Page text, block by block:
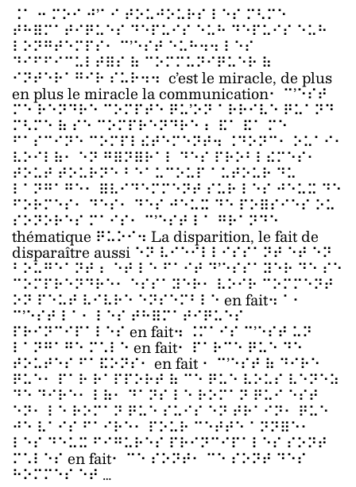
⠨⠁ ⠒ ⠍⠕⠊ ⠚’⠁⠊ ⠞⠕⠥⠚⠕⠥⠗⠎ ⠇⠑⠎ ⠍⠣⠍⠑
⠞⠓⠿⠍⠁⠞⠊⠟⠥⠑⠎ ⠙⠑⠏⠥⠊⠎ ⠑⠥⠓ ⠙⠑⠏⠥⠊⠎ ⠑⠥⠓
⠇⠕⠝⠛⠞⠑⠍⠏⠎⠂ ⠉’⠑⠎⠞ ⠑⠥⠓⠲⠲ ⠇⠑⠎
⠙⠊⠋⠋⠊⠉⠥⠇⠞⠿⠎ ⠷ ⠉⠕⠍⠍⠥⠝⠊⠟⠥⠑⠗ ⠷
⠊⠝⠞⠑⠗⠁⠛⠊⠗ ⠎⠥⠗⠲⠲ c’est le miracle, de plus
en plus le miracle la communication⠂ ⠉’⠑⠎⠞
⠍⠑ ⠗⠑⠝⠙⠗⠑ ⠉⠕⠍⠏⠞⠑ ⠟⠥’⠕⠝ ⠁⠗⠗⠊⠧⠑ ⠟⠥⠁⠝⠙
⠍⠣⠍⠑ ⠷ ⠎⠑ ⠉⠕⠍⠏⠗⠑⠝⠙⠗⠑ ⠆ ⠯⠁ ⠯⠁ ⠍⠑
⠋⠁⠎⠉⠊⠝⠑ ⠉⠕⠍⠏⠇⠮⠞⠑⠍⠑⠝⠞⠲ ⠨⠙⠕⠝⠉⠂ ⠕⠥⠁⠊⠂
⠧⠕⠊⠇⠷⠂ ⠑⠝ ⠛⠿⠝⠿⠗⠁⠇ ⠙⠑⠎ ⠏⠗⠕⠃⠇⠮⠍⠑⠎⠂
⠞⠕⠥⠞ ⠞⠕⠥⠗⠝⠑ ⠃⠑⠁⠥⠉⠕⠥⠏ ⠁⠥⠞⠕⠥⠗ ⠙⠥
⠇⠁⠝⠛⠁⠛⠑⠂ ⠿⠧⠊⠙⠑⠍⠍⠑⠝⠞ ⠎⠥⠗ ⠇⠑⠎ ⠚⠑⠥⠭ ⠙⠑
⠋⠕⠗⠍⠑⠎⠂ ⠙⠑⠎⠂ ⠙⠑⠎ ⠚⠑⠥⠭ ⠙⠑ ⠏⠕⠿⠎⠊⠑⠎ ⠕⠥
⠎⠕⠝⠕⠗⠑⠎ ⠍⠁⠊⠎⠂ ⠉’⠑⠎⠞ ⠇⠁ ⠛⠗⠁⠝⠙⠑
thématique ⠟⠥⠕⠊⠲ La disparition, le fait de
disparaître aussi ⠑⠝ ⠧⠊⠑⠊⠇⠇⠊⠎⠎⠁⠝⠞ ⠑⠞ ⠑⠝
⠃⠕⠥⠛⠑⠁⠝⠞ ⠆ ⠑⠞ ⠇⠑ ⠋⠁⠊⠞ ⠙’⠑⠎⠎⠁⠽⠑⠗ ⠙⠑ ⠎⠑
⠉⠕⠍⠏⠗⠑⠝⠙⠗⠑⠂ ⠑⠎⠎⠁⠽⠑⠗⠂ ⠧⠕⠊⠗ ⠉⠕⠍⠍⠑⠝⠞
⠕⠝ ⠏⠑⠥⠞ ⠧⠊⠧⠗⠑ ⠑⠝⠎⠑⠍⠃⠇⠑ en fait⠲ ⠁⠂
⠉’⠑⠎⠞ ⠇⠁⠂ ⠇⠑⠎ ⠞⠓⠿⠍⠁⠞⠊⠟⠥⠑⠎
⠏⠗⠊⠝⠉⠊⠏⠁⠇⠑⠎ en fait⠲ ⠨⠍⠁⠊⠎ ⠉’⠑⠎⠞ ⠥⠝
⠇⠁⠝⠛⠁⠛⠑ ⠍⠡⠇⠑ en fait⠂ ⠏⠁⠗⠉⠑ ⠟⠥⠑ ⠙⠑
⠞⠕⠥⠞⠑⠎ ⠋⠁⠯⠕⠝⠎⠂ en fait ⠂ ⠉’⠑⠎⠞ ⠷ ⠙⠊⠗⠑
⠟⠥⠑⠂ ⠏⠁⠗ ⠗⠁⠏⠏⠕⠗⠞ ⠷ ⠉⠑ ⠟⠥⠑ ⠧⠕⠥⠎ ⠧⠑⠝⠑⠵
⠙⠑ ⠙⠊⠗⠑⠂ ⠇⠷⠂ ⠙⠁⠝⠎ ⠇⠑ ⠗⠕⠍⠁⠝ ⠟⠥⠊ ⠑⠎⠞
⠑⠝⠂ ⠇⠑ ⠗⠕⠍⠁⠝ ⠟⠥⠑ ⠎⠥⠊⠎ ⠑⠝ ⠞⠗⠁⠊⠝⠂ ⠟⠥⠑
⠚⠑ ⠧⠁⠊⠎ ⠋⠁⠊⠗⠑⠂ ⠏⠕⠥⠗ ⠉⠑⠞⠞⠑ ⠁⠝⠝⠿⠑⠂
⠇⠑⠎ ⠙⠑⠥⠭ ⠋⠊⠛⠥⠗⠑⠎ ⠏⠗⠊⠝⠉⠊⠏⠁⠇⠑⠎ ⠎⠕⠝⠞
⠍⠡⠇⠑⠎ en fait⠂ ⠉⠑ ⠎⠕⠝⠞⠂ ⠉⠑ ⠎⠕⠝⠞ ⠙⠑⠎
⠓⠕⠍⠍⠑⠎ ⠑⠞ …